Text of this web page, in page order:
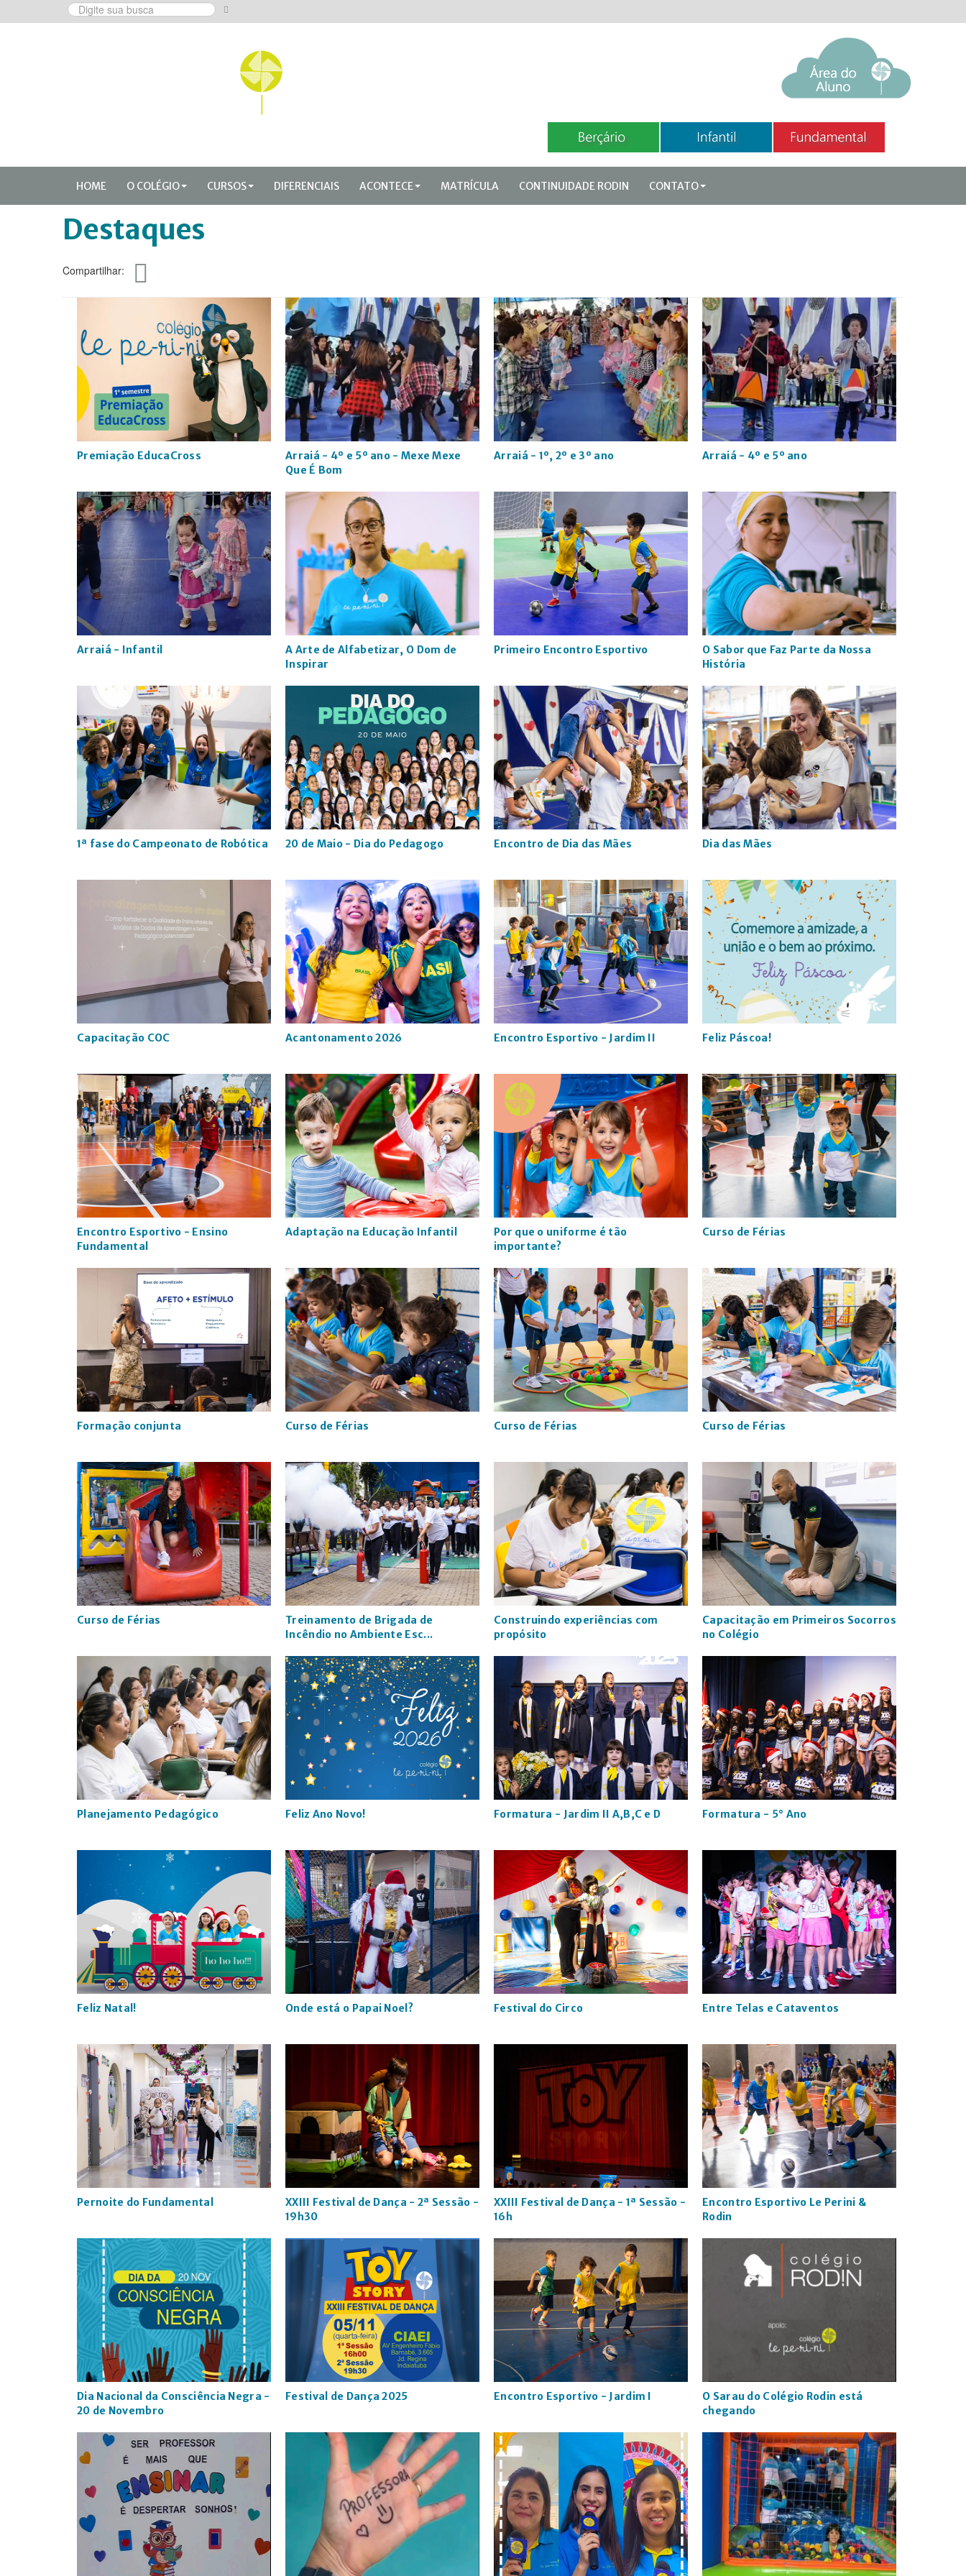
HOME O COLÉGIO CURSOS DIFERENCIAIS ACONTECE MATRÍCULA CONTINUIDADE RODIN CONTATO
Destaques
Compartilhar:
Premiação EducaCross
Arraiá - 4º e 5º ano - Mexe Mexe
Que É Bom
Arraiá - 1º, 2º e 3º ano Arraiá - 4º e 5º ano
Arraiá - Infantil
A Arte de Alfabetizar, O Dom de
Inspirar
Primeiro Encontro Esportivo
O Sabor que Faz Parte da Nossa
História
1ª fase do Campeonato de Robótica 20 de Maio - Dia do Pedagogo Encontro de Dia das Mães Dia das Mães
Capacitação COC Acantonamento 2026 Encontro Esportivo - Jardim II Feliz Páscoa!
Encontro Esportivo - Ensino
Fundamental
Adaptação na Educação Infantil
Por que o uniforme é tão
importante?
Curso de Férias
Formação conjunta Curso de Férias Curso de Férias Curso de Férias
Curso de Férias
Treinamento de Brigada de
Incêndio no Ambiente Esc...
Construindo experiências com
propósito
Capacitação em Primeiros Socorros
no Colégio
Planejamento Pedagógico Feliz Ano Novo! Formatura - Jardim II A,B,C e D Formatura - 5° Ano
Feliz Natal! Onde está o Papai Noel? Festival do Circo Entre Telas e Cataventos
Pernoite do Fundamental
XXIII Festival de Dança - 2ª Sessão -
19h30
XXIII Festival de Dança - 1ª Sessão -
16h
Encontro Esportivo Le Perini &
Rodin
Dia Nacional da Consciência Negra -
20 de Novembro
Festival de Dança 2025 Encontro Esportivo - Jardim I
O Sarau do Colégio Rodin está
chegando